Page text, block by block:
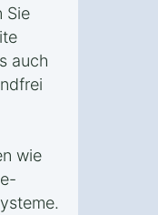
Sie
auch
wie